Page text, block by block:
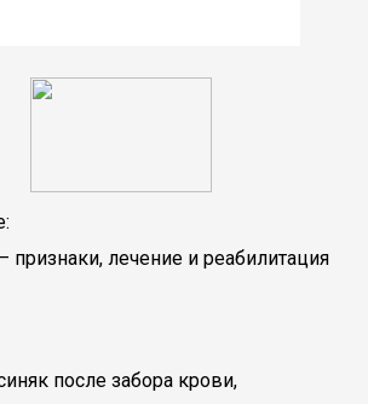
признаки, лечение и реабилитация
после забора крови,